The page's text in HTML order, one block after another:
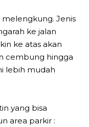
Jenis
ke jalan
ke atas akan
cembung hingga
lebih mudah
yang bisa
area parkir :